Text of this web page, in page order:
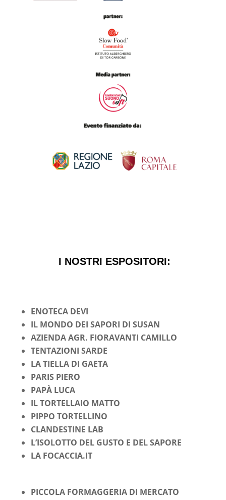
I NOSTRI ESPOSITORI:
ENOTECA DEVI
IL MONDO DEI SAPORI DI SUSAN
AZIENDA AGR. FIORAVANTI CAMILLO
TENTAZIONI SARDE
LA TIELLA DI GAETA
PARIS PIERO
PAPÀLUCA
IL TORTELLAIO MATTO
PIPPO TORTELLINO
CLANDESTINE LAB
L’ISOLOTTO DEL GUSTO E DEL SAPORE
LA FOCACCIA.IT
PICCOLA FORMAGGERIA DI MERCATO